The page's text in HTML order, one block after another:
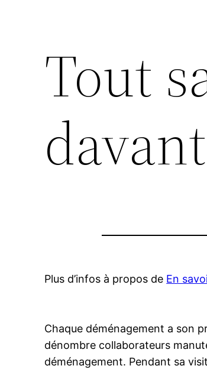
Tout
Plus d’infos à propos de En
Chaque déménagement a son
dénombre collaborateurs
déménagement. Pendant sa